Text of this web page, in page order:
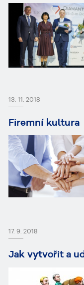
13. 11. 2018
Firemní kultura
17. 9. 2018
Jak vytvořit a